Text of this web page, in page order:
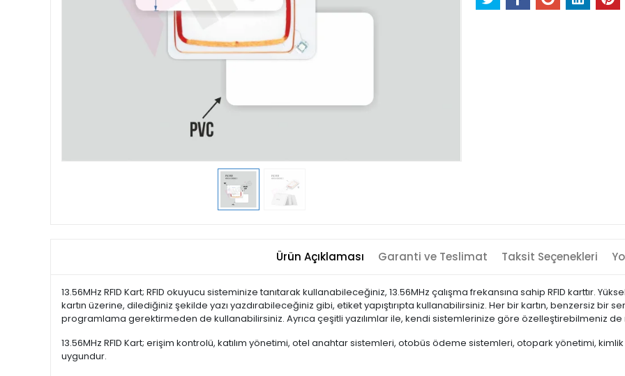
Ürün Açıklaması Garanti ve Teslimat Taksit Seçenekleri
13.56MHz RFID Kart; RFID okuyucu sisteminize tanıtarak kullanabileceğiniz, 13.56MHz çalışma frekansına sahip RFID karttır.
kartın üzerine, dilediğiniz şekilde yazı yazdırabileceğiniz gibi, etiket yapıştırıpta kullanabilirsiniz. Her bir kartın, benzersiz bir
programlama gerektirmeden de kullanabilirsiniz. Ayrıca çeşitli yazılımlar ile, kendi sistemlerinize göre özelleştirebilmeniz
13.56MHz RFID Kart; erişim kontrolü, katılım yönetimi, otel anahtar sistemleri, otobüs ödeme sistemleri, otopark yönetimi,
uygundur.